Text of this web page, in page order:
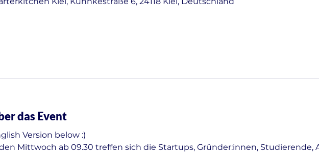
das Event
Version below :)
Mittwoch ab 09.30 treffen sich die Startups, Gründer:innen, Studierende,